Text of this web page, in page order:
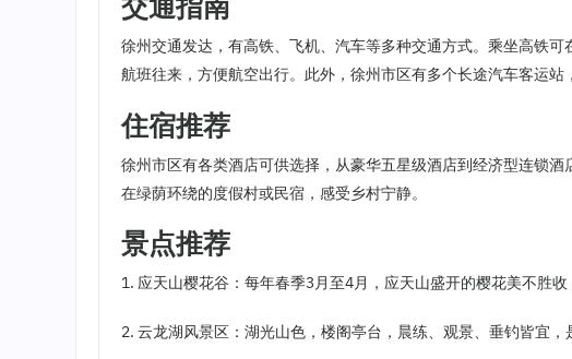
徐州交通发达，有高铁、飞机、汽车等多种交通方式。乘坐高铁
航班往来，方便航空出行。此外，徐州市区有多个长途汽车客运站
住宿推荐
徐州市区有各类酒店可供选择，从豪华五星级酒店到经济型连锁
在绿荫环绕的度假村或民宿，感受乡村宁静。
景点推荐
1. 应天山樱花谷：每年春季3月至4月，应天山盛开的樱花美不胜收
2. 云龙湖风景区：湖光山色，楼阁亭台，晨练、观景、垂钓皆宜，